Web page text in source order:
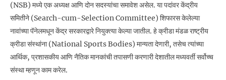
(NSB) मध्ये एक अध्यक्ष आणि दोन सदस्यांचा समावेश असेल. या पदांवर केंद्रीय
समितीने (Search-cum-Selection Committee) शिफारस केलेल्या
नावांच्या पॅनेलमधून केंद्र सरकारद्वारे नियुक्त्या केल्या जातील. हे क्रीडा मंडळ राष्ट्रीय
क्रीडा संस्थांना (National Sports Bodies) मान्यता देणारी, तसेच त्यांच्या
आर्थिक, प्रशासकीय आणि नैतिक मानकांची तपासणी करणारी देशातील मध्यवर्ती सर्वोच्च
संस्था म्हणून काम करेल.